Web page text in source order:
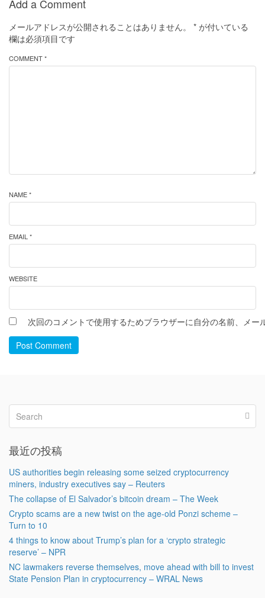
Add a Comment
メールアドレスが公開されることはありません。 * が付いている
欄は必須項目です
COMMENT *
NAME *
EMAIL *
WEBSITE
次回のコメントで使用するためブラウザーに自分の名前、メー
Post Comment
最近の投稿
US authorities begin releasing some seized cryptocurrency
miners, industry executives say – Reuters
The collapse of El Salvador’s bitcoin dream – The Week
Crypto scams are a new twist on the age-old Ponzi scheme –
Turn to 10
4 things to know about Trump’s plan for a ‘crypto strategic
reserve’ – NPR
NC lawmakers reverse themselves, move ahead with bill to invest
State Pension Plan in cryptocurrency – WRAL News